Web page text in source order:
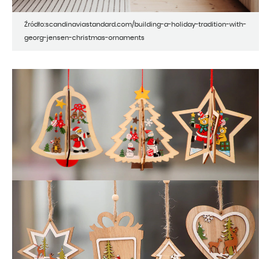
Źródło:scandinaviastandard.com/building-a-holiday-tradition-with-
georg-jensen-christmas-ornaments